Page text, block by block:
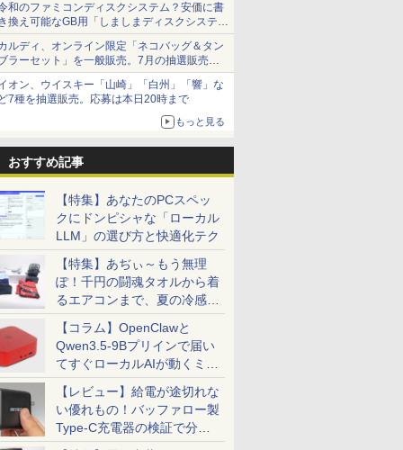
和のファミコンディスクシステム？安価に書
換え可能なGB用「しましまディスクシステ
」
ルディ、オンライン限定「ネコバッグ＆タン
ラーセット」を一般販売。7月の抽選販売の
選無効分
オン、ウイスキー「山崎」「白州」「響」な
7種を抽選販売。応募は本日20時まで
もっと見る
おすすめ記事
【特集】あなたのPCスペッ
クにドンピシャな「ローカル
LLM」の選び方と快適化テク
【特集】あぢぃ～もう無理
ぽ！千円の闘魂タオルから着
るエアコンまで、夏の冷感グ
ッズ一挙紹介
【コラム】OpenClawと
Qwen3.5-9Bプリインで届い
てすぐローカルAIが動くミニ
PC「SER9 Pro」
【レビュー】給電が途切れな
い優れもの！バッファロー製
Type-C充電器の検証で分か
ったこと